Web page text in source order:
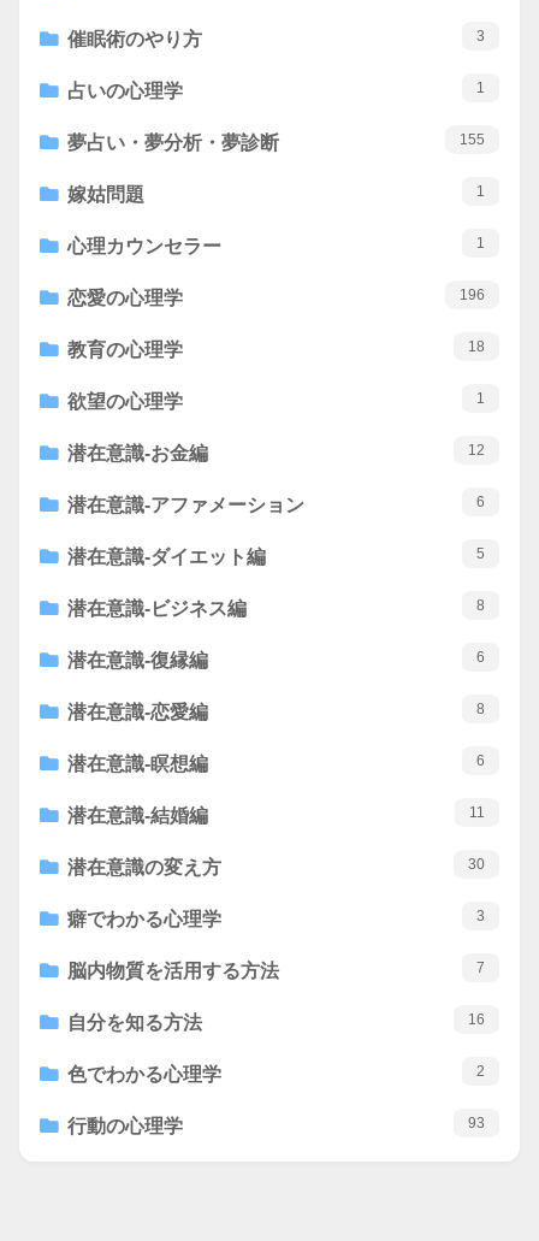
催眠術のやり方 3
占いの心理学 1
夢占い・夢分析・夢診断 155
嫁姑問題 1
心理カウンセラー 1
恋愛の心理学 196
教育の心理学 18
欲望の心理学 1
潜在意識-お金編 12
潜在意識-アファメーション 6
潜在意識-ダイエット編 5
潜在意識-ビジネス編 8
潜在意識-復縁編 6
潜在意識-恋愛編 8
潜在意識-瞑想編 6
潜在意識-結婚編 11
潜在意識の変え方 30
癖でわかる心理学 3
脳内物質を活用する方法 7
自分を知る方法 16
色でわかる心理学 2
行動の心理学 93